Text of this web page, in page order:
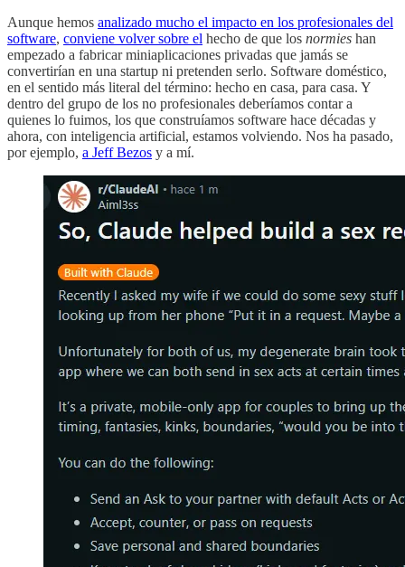
Aunque hemos analizado mucho el impacto en los profesionales del
software, conviene volver sobre el hecho de que los normies han
empezado a fabricar miniaplicaciones privadas que jamás se
convertirían en una startup ni pretenden serlo. Software doméstico,
en el sentido más literal del término: hecho en casa, para casa. Y
dentro del grupo de los no profesionales deberíamos contar a
quienes lo fuimos, los que construíamos software hace décadas y
ahora, con inteligencia artificial, estamos volviendo. Nos ha pasado,
por ejemplo, a Jeff Bezos y a mí.